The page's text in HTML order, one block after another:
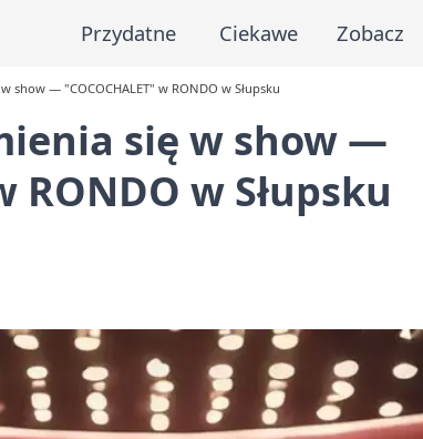
Przydatne Ciekawe Zobacz
show — "COCOCHALET" w RONDO w Słupsku
się w show —
RONDO w Słupsku